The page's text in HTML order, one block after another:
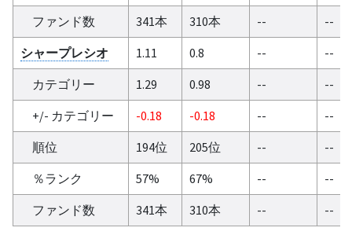
ファンド数 341本 310本 --
--
シャープレシオ
1.11 0.8 --
--
カテゴリー
1.29 0.98 --
--
+/- カテゴリー
-0.18 -0.18 --
--
順位
194位 205位 --
--
％ランク
57% 67% --
--
ファンド数
341本 310本 -- --